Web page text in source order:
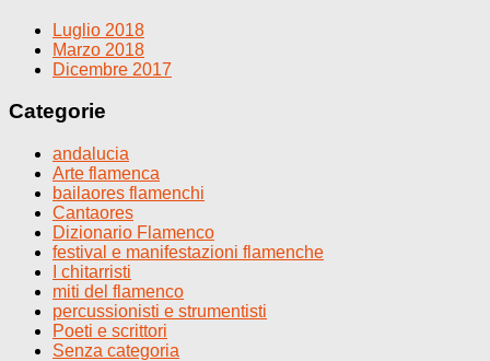
Luglio 2018
Marzo 2018
Dicembre 2017
Categorie
andalucia
Arte flamenca
bailaores flamenchi
Cantaores
Dizionario Flamenco
festival e manifestazioni flamenche
I chitarristi
miti del flamenco
percussionisti e strumentisti
Poeti e scrittori
Senza categoria